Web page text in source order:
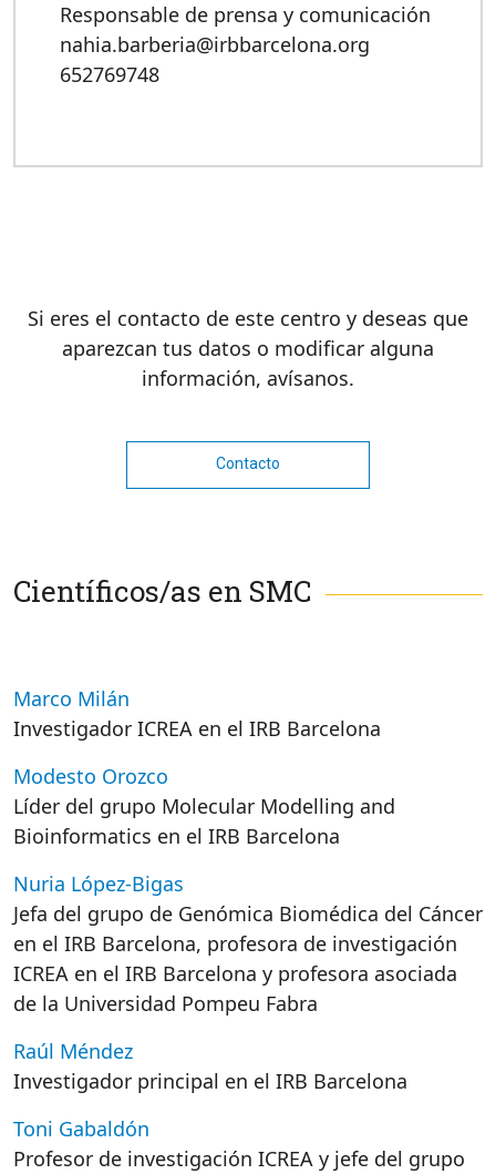
Responsable de prensa y comunicación
nahia.barberia@irbbarcelona.org
652769748
Si eres el contacto de este centro y deseas que
aparezcan tus datos o modificar alguna
información, avísanos.
Contacto
Científicos/as en SMC
Marco Milán
Investigador ICREA en el IRB Barcelona
Modesto Orozco
Líder del grupo Molecular Modelling and
Bioinformatics en el IRB Barcelona
Nuria López-Bigas
Jefa del grupo de Genómica Biomédica del Cáncer
en el IRB Barcelona, profesora de investigación
ICREA en el IRB Barcelona y profesora asociada
de la Universidad Pompeu Fabra
Raúl Méndez
Investigador principal en el IRB Barcelona
Toni Gabaldón
Profesor de investigación ICREA y jefe del grupo